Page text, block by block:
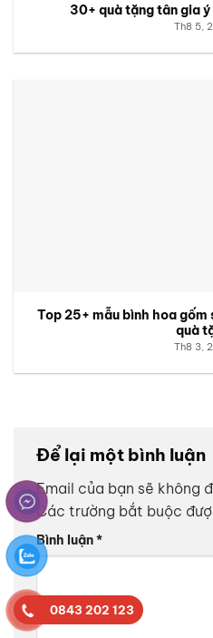
30+ quà tặng tân gia
Th8 5,
Top 25+ mẫu bình hoa
quà
Th8 3,
Để lại một bình luận
Email của bạn sẽ không
Các trường bắt buộc
Bình luận*
✉
0843 202 123